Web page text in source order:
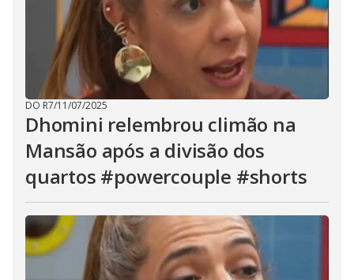
DO R7/11/07/2025
Dhomini relembrou climão na
Mansão após a divisão dos
quartos #powercouple #shorts